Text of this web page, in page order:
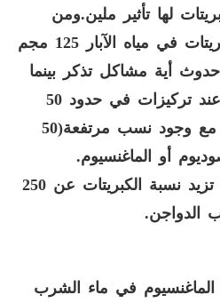
لها تأثير ملين.ومن
الشائع أن تبلغ نسبة الكبريتات في مياه الآبار 125 مجم
أية مشاكل تذكر بينما
تحدث المشاكل الصحية عند تركيزات في حدود 50
مجم /لتر إذا تزامن ذلك مع وجود نسب مرتفعة(50
أو الماغنسيوم.
نسبة الكبريتات عن 250
الدواجن.
الماغنسيوم في ماء الشرب